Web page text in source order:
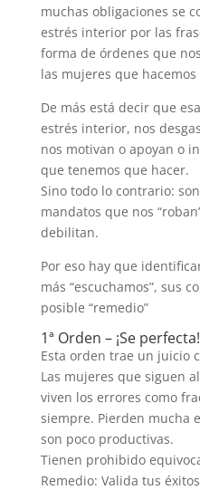
muchas obligaciones se
estrés interior por las
forma de órdenes que
las mujeres que
De más está decir que
estrés interior, nos
nos motivan o apoyan o
que tenemos que hacer.
Sino todo lo contrario:
mandatos que nos
debilitan.
Por eso hay que
más “escuchamos”, sus
posible “remedio”
1ª Orden – ¡Se perfecta!
Esta orden trae un juicio
Las mujeres que siguen
viven los errores como
siempre. Pierden mucha
son poco productivas.
Tienen prohibido
Remedio: Valida tus